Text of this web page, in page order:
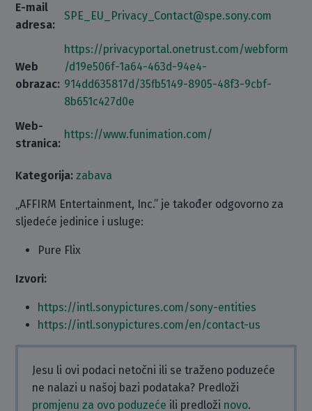
E-mail
adresa:
SPE_EU_Privacy_Contact@spe.sony.com
Web
obrazac:
https://privacyportal.onetrust.com/webform
/d19e506f-1a64-463d-94e4-
914dd635817d/35fb5149-8905-48f3-9cbf-
8b651c427d0e
Web-
stranica:
https://www.funimation.com/
Kategorija: zabava
„AFFIRM Entertainment, Inc.” je također odgovorno za
sljedeće jedinice i usluge:
Pure Flix
Izvori:
https://intl.sonypictures.com/sony-entities
https://intl.sonypictures.com/en/contact-us
Jesu li ovi podaci netočni ili se traženo poduzeće
ne nalazi u našoj bazi podataka? Predloži
promjenu za ovo poduzeće ili predloži novo.